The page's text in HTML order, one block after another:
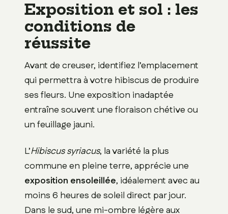
Exposition et sol : les
conditions de
réussite
Avant de creuser, identifiez l’emplacement
qui permettra à votre hibiscus de produire
ses fleurs. Une exposition inadaptée
entraîne souvent une floraison chétive ou
un feuillage jauni.
L’Hibiscus syriacus, la variété la plus
commune en pleine terre, apprécie une
exposition ensoleillée, idéalement avec au
moins 6 heures de soleil direct par jour.
Dans le sud, une mi-ombre légère aux